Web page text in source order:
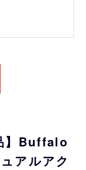
】Buffalo
アルアク